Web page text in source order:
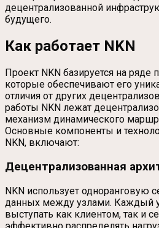
децентрализованной
будущего.
Как работает NKN
Проект NKN базируется на ряде
которые обеспечивают его
отличия от других
работы NKN лежат
механизм динамического
Основные компоненты и
NKN, включают:
Децентрализованная
NKN использует одноранговую
данных между узлами. Каждый
выступать как клиентом, так и
эффективно распределять